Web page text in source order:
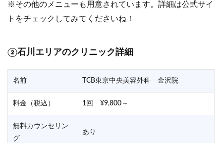
※その他のメニューも用意されています。詳細は公式サイ
トをチェックしてみてくださいね！
②石川エリアのクリニック詳細
名前 TCB東京中央美容外科 金沢院
料金（税込） 1回 ¥9,800～
無料カウンセリン
グ
あり